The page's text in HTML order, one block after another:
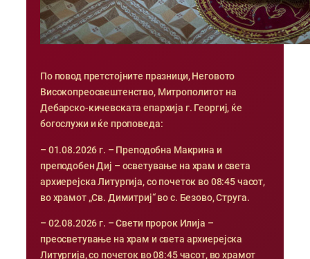
По повод претстојните празници, Неговото
Високопреосвештенство, Митрополитот на
Дебарско-кичевската епархија г. Георгиј, ќе
богослужи и ќе проповеда:
– 01.08.2026 г. – Преподобна Макрина и
преподобен Диј – осветување на храм и света
архиерејска Литургија, со почеток во 08:45 часот,
во храмот „Св. Димитриј“ во с. Безово, Струга.
– 02.08.2026 г. – Свети пророк Илија –
преосветување на храм и света архиерејска
Литургија, со почеток во 08:45 часот, во храмот